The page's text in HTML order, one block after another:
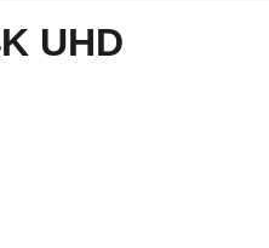
UHD